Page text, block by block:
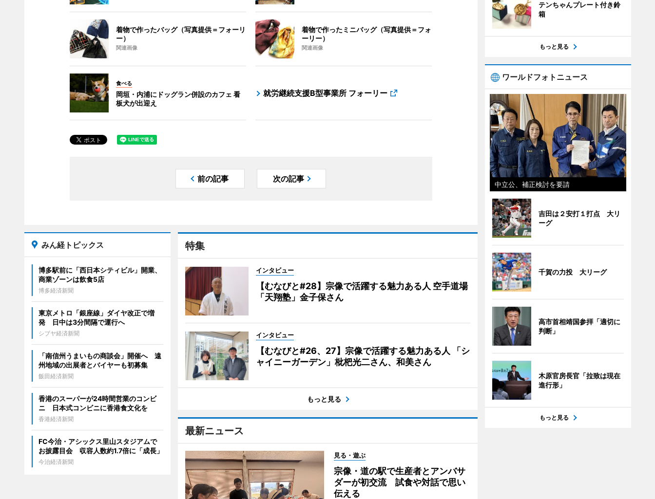
着物で作ったバッグ（写真提供＝フォーリ
ー）
関連画像
着物で作ったミニバッグ（写真提供＝フォ
ーリー）
関連画像
食べる
岡垣・内浦にドッグラン併設のカフェ 看
板犬が出迎え
就労継続支援B型事業所 フォーリー
前の記事 次の記事
特集
インタビュー
【むなびと#28】宗像で活躍する魅力ある人 空手道場
「天翔塾」金子保さん
インタビュー
【むなびと#26、27】宗像で活躍する魅力ある人 「シ
ャイニーガーデン」枇杷光二さん、和美さん
もっと見る
最新ニュース
見る・遊ぶ
宗像・道の駅で生産者とアンバサ
ダーが初交流 試食や対話で思い
伝える
みん経トピックス
博多駅前に「西日本シティビル」開業、
商業ゾーンは飲食5店
博多経済新聞
東京メトロ「銀座線」ダイヤ改正で増
発 日中は3分間隔で運行へ
シブヤ経済新聞
「南信州うまいもの商談会」開催へ 遠
州地域の出展者とバイヤーも初募集
飯田経済新聞
香港のスーパーが24時間営業のコンビ
ニ 日本式コンビニに香港食文化を
香港経済新聞
FC今治・アシックス里山スタジアムで
お披露目会 収容人数約1.7倍に「成長」
今治経済新聞
テンちゃんプレート付き鈴
箱
もっと見る
ワールドフォトニュース
中立公、補正検討を要請
吉田は２安打１打点 大リ
ーグ
千賀の力投 大リーグ
高市首相靖国参拝「適切に
判断」
木原官房長官「拉致は現在
進行形」
もっと見る